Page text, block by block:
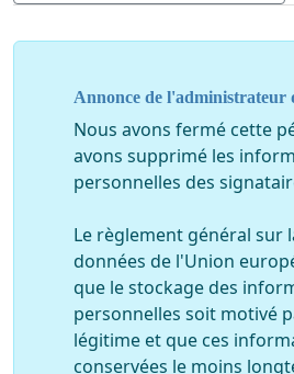
Annonce de l'administrateur
Nous avons fermé cette
avons supprimé les
personnelles des
Le règlement général sur
données de l'Union
que le stockage des
personnelles soit motivé
légitime et que ces
conservées le moins